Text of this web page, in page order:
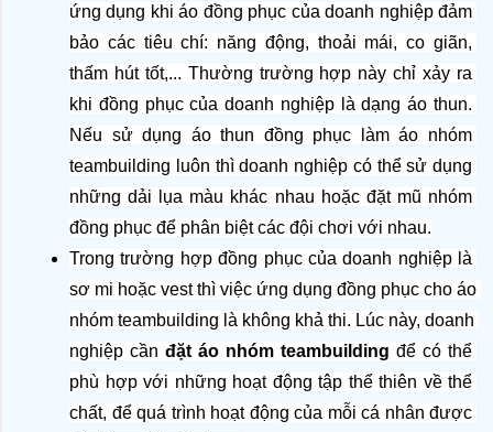
ứng dụng khi áo đồng phục của doanh nghiệp đảm
bảo các tiêu chí: năng động, thoải mái, co giãn,
thấm hút tốt,... Thường trường hợp này chỉ xảy ra
khi đồng phục của doanh nghiệp là dạng áo thun.
Nếu sử dụng áo thun đồng phục làm áo nhóm
teambuilding luôn thì doanh nghiệp có thể sử dụng
những dải lụa màu khác nhau hoặc đặt mũ nhóm
đồng phục để phân biệt các đội chơi với nhau.
Trong trường hợp đồng phục của doanh nghiệp là
sơ mi hoặc vest thì việc ứng dụng đồng phục cho áo
nhóm teambuilding là không khả thi. Lúc này, doanh
nghiệp cần đặt áo nhóm teambuilding để có thể
phù hợp với những hoạt động tập thể thiên về thể
chất, để quá trình hoạt động của mỗi cá nhân được